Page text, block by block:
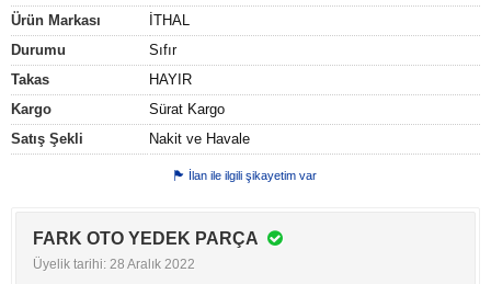
Ürün Markası
İTHAL
Durumu
Sıfır
Takas
HAYIR
Kargo
Sürat Kargo
Satış Şekli
Nakit ve Havale
İlan ile ilgili şikayetim var
FARK OTO YEDEK PARÇA
Üyelik tarihi: 28 Aralık 2022